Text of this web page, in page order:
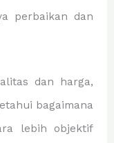
perbaikan dan
dan harga,
bagaimana
lebih objektif